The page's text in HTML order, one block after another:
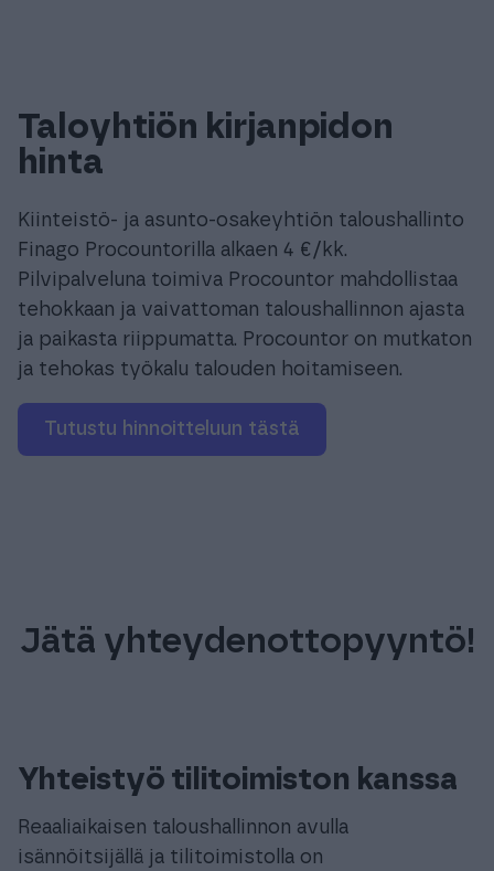
Taloyhtiön kirjanpidon
hinta
Kiinteistö- ja asunto-osakeyhtiön taloushallinto
Finago Procountorilla alkaen 4 €/kk.
Pilvipalveluna toimiva Procountor mahdollistaa
tehokkaan ja vaivattoman taloushallinnon ajasta
ja paikasta riippumatta. Procountor on mutkaton
ja tehokas työkalu talouden hoitamiseen.
Tutustu hinnoitteluun tästä
Jätä yhteydenottopyyntö!
Yhteistyö tilitoimiston kanssa
Reaaliaikaisen taloushallinnon avulla
isännöitsijällä ja tilitoimistolla on